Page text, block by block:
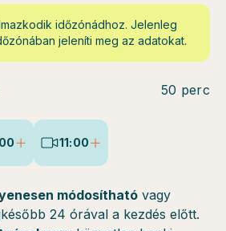
időzónádhoz. Jelenleg
jeleníti meg az adatokat.
50 perc
11:00
módosítható vagy
24 órával a kezdés előtt.